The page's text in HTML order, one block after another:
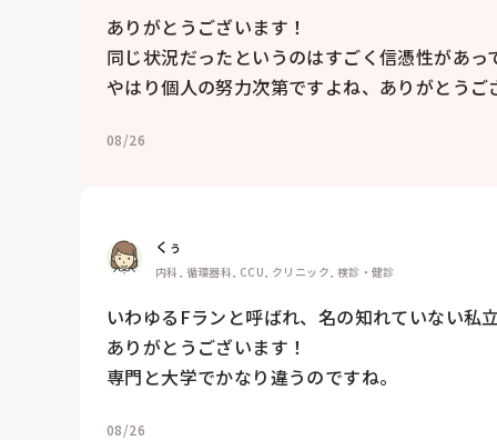
ありがとうございます！
同じ状況だったというのはすごく信憑性があっ
やはり個人の努力次第ですよね、ありがとうご
08/26
くぅ
内科, 循環器科, CCU, クリニック, 検診・健診
いわゆるFランと呼ばれ、名の知れていない私
ありがとうございます！
専門と大学でかなり違うのですね。
08/26